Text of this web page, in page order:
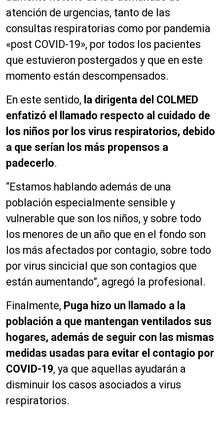
atención de urgencias, tanto de las
consultas respiratorias como por pandemia
«post COVID-19», por todos los pacientes
que estuvieron postergados y que en este
momento están descompensados.
En este sentido, la dirigenta del COLMED
enfatizó el llamado respecto al cuidado de
los niños por los virus respiratorios, debido
a que serían los más propensos a
padecerlo.
“Estamos hablando además de una
población especialmente sensible y
vulnerable que son los niños, y sobre todo
los menores de un año que en el fondo son
los más afectados por contagio, sobre todo
por virus sincicial que son contagios que
están aumentando”, agregó la profesional.
Finalmente, Puga hizo un llamado a la
población a que mantengan ventilados sus
hogares, además de seguir con las mismas
medidas usadas para evitar el contagio por
COVID-19, ya que aquellas ayudarán a
disminuir los casos asociados a virus
respiratorios.